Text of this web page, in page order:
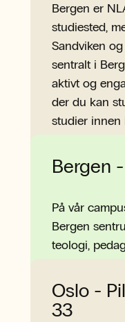
Bergen er
studiested,
Sandviken
sentralt i
aktivt og
der du kan
studier innen
Mer om
Bergen
På vår
Bergen
teologi,
Mer om
Oslo -
33